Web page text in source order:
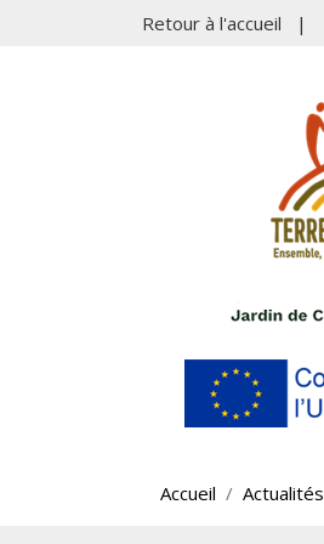
Retour à l'accueil |
Accueil Actualités